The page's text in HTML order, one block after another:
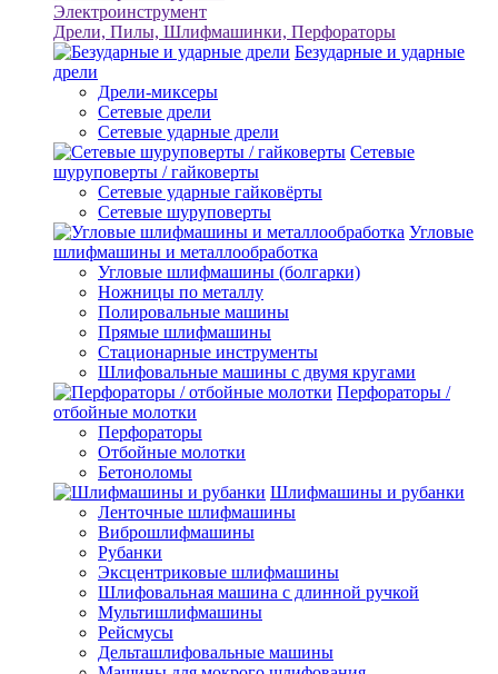
Электроинструмент
Дрели, Пилы, Шлифмашинки, Перфораторы
Безударные и ударные
дрели
Дрели-миксеры
Сетевые дрели
Сетевые ударные дрели
Сетевые
шуруповерты / гайковерты
Сетевые ударные гайковёрты
Сетевые шуруповерты
Угловые
шлифмашины и металлообработка
Угловые шлифмашины (болгарки)
Ножницы по металлу
Полировальные машины
Прямые шлифмашины
Стационарные инструменты
Шлифовальные машины с двумя кругами
Перфораторы /
отбойные молотки
Перфораторы
Отбойные молотки
Бетоноломы
Шлифмашины и рубанки
Ленточные шлифмашины
Виброшлифмашины
Рубанки
Эксцентриковые шлифмашины
Шлифовальная машина с длинной ручкой
Мультишлифмашины
Рейсмусы
Дельташлифовальные машины